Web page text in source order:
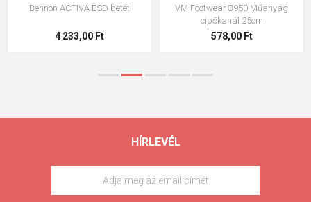
Bennon ACTIVA ESD betét
4 233,00 Ft
VM Footwear 3950 Műanyag
cipőkanál 25cm
578,00 Ft
HÍRLEVÉL